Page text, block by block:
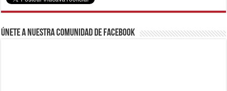
Únete a nuestra comunidad de Facebook